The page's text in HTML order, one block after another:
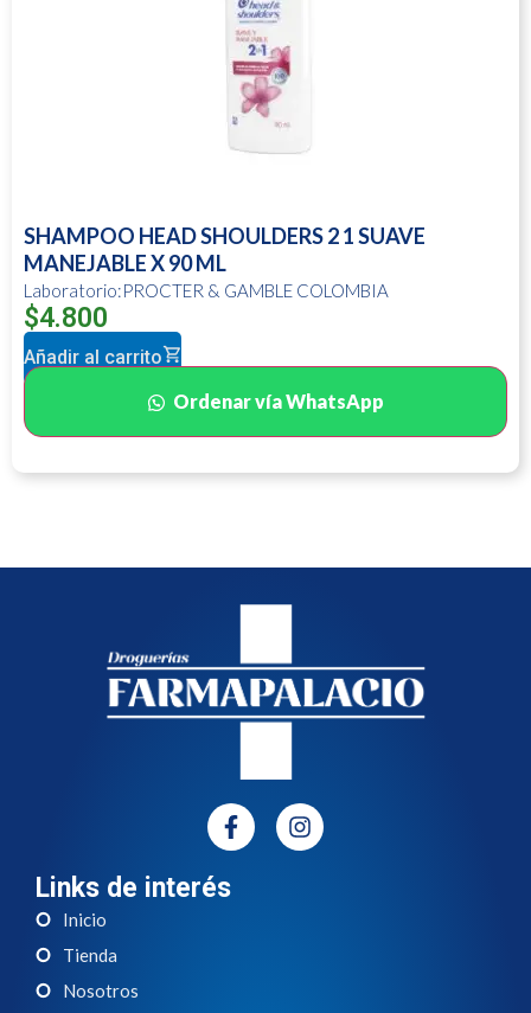
SHAMPOO HEAD SHOULDERS 2 1 SUAVE
MANEJABLE X 90 ML
Laboratorio:PROCTER & GAMBLE COLOMBIA
$4.800
Añadir al carrito
Ordenar vía WhatsApp
Links de interés
Inicio
Tienda
Nosotros